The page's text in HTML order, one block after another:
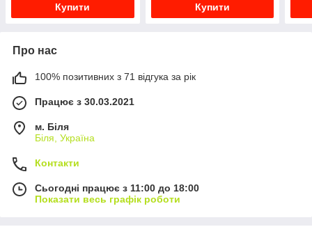
Купити Купити
Про нас
100% позитивних з 71 відгука за рік
Працює з 30.03.2021
м. Біля
Біля, Україна
Контакти
Сьогодні працює з 11:00 до 18:00
Показати весь графік роботи